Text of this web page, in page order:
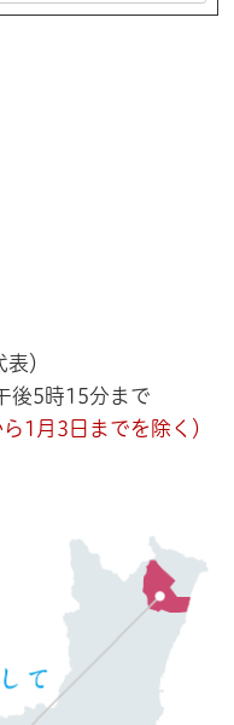
）
後5時15分まで
1月3日までを除く）
公式チャンネル